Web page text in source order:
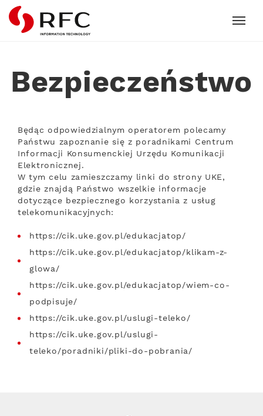
RFC
Bezpieczeństwo
Będąc odpowiedzialnym operatorem polecamy
Państwu zapoznanie się z poradnikami Centrum
Informacji Konsumenckiej Urzędu Komunikacji
Elektronicznej.
W tym celu zamieszczamy linki do strony UKE,
gdzie znajdą Państwo wszelkie informacje
dotyczące bezpiecznego korzystania z usług
telekomunikacyjnych:
https://cik.uke.gov.pl/edukacjatop/
https://cik.uke.gov.pl/edukacjatop/klikam-z-
glowa/
https://cik.uke.gov.pl/edukacjatop/wiem-co-
podpisuje/
https://cik.uke.gov.pl/uslugi-teleko/
https://cik.uke.gov.pl/uslugi-
teleko/poradniki/pliki-do-pobrania/